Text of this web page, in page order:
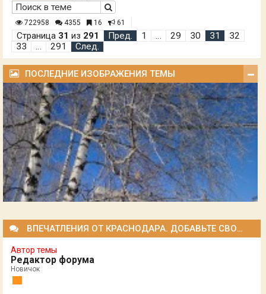
722958 4355 16 61
Страница 31 из 291 Пред. 1 … 29 30 31
32
33
… 291 След.
ПОСЛЕДНИЕ ИЗОБРАЖЕНИЯ ТЕМЫ
ВПЕЧАТЛЕНИЯ ОТ КРАСНОДАРА. ДОБАВЬТЕ СВОИ 5 КОПЕЕК :)
Автор темы
Редактор форума
Новичок